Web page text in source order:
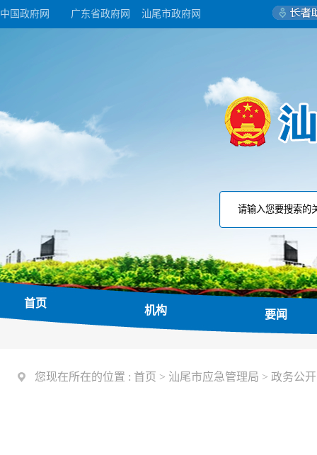
中国政府网 广东省政府网 汕尾市政府网
首页
机构 要闻
您现在所在的位置 : 首页 > 汕尾市应急管理局 > 政务公开